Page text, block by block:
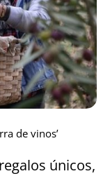
de vinos’
únicos,